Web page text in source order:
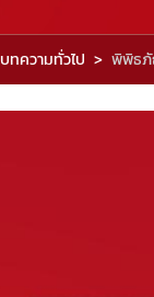
บทความทั่วไป พิพิธภั